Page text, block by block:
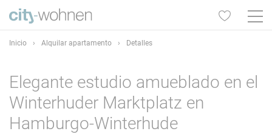
Inicio › Alquilar apartamento › Detalles
Elegante estudio amueblado en el
Winterhuder Marktplatz en
Hamburgo-Winterhude